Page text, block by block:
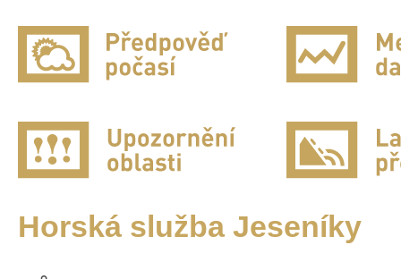
Horská služba Jeseníky